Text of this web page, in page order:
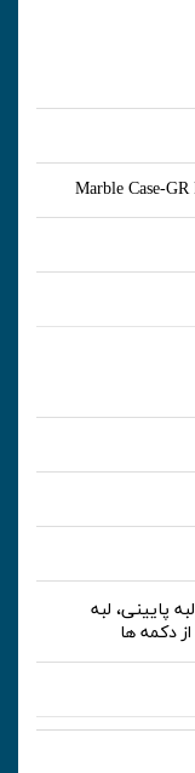
Marble Case-
پایینی، لبه
دکمه ها